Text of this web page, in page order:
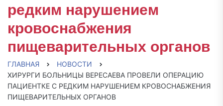
редким нарушением
кровоснабжения
пищеварительных органов
ГЛАВНАЯ
НОВОСТИ
ХИРУРГИ БОЛЬНИЦЫ ВЕРЕСАЕВА ПРОВЕЛИ ОПЕРАЦИЮ
ПАЦИЕНТКЕ С РЕДКИМ НАРУШЕНИЕМ КРОВОСНАБЖЕНИЯ
ПИЩЕВАРИТЕЛЬНЫХ ОРГАНОВ